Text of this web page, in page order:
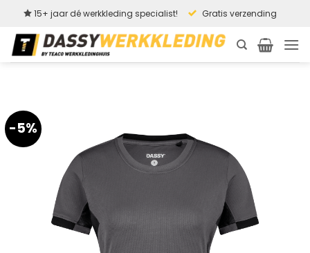
inhoud
15+ jaar dé werkkleding specialist! Gratis verzending
-5%